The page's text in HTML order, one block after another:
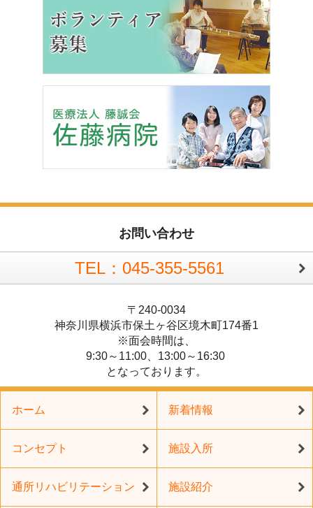
お問い合わせ
TEL：045-355-5561
〒240-0034
神奈川県横浜市保土ヶ谷区境木町174番1
※面会時間は、
9:30～11:00、13:00～16:30
となっております。
ホーム 新着情報
コンセプト 施設入所
通所リハビリテーション 施設紹介